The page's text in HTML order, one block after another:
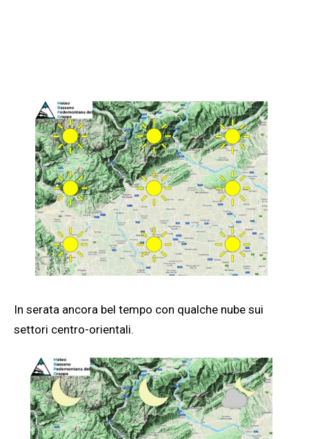
In serata ancora bel tempo con qualche nube sui
settori centro-orientali.